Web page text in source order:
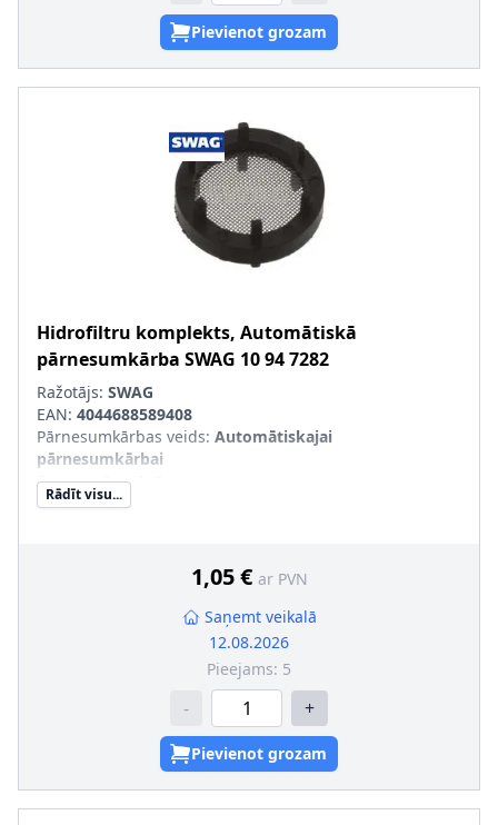
Pievienot grozam
Hidrofiltru komplekts, Automātiskā
pārnesumkārba SWAG 10 94 7282
Ražotājs: SWAG
EAN: 4044688589408
Pārnesumkārbas veids: Automātiskajai
pārnesumkārbai
Biezums [mm]
Masa [kg]:0,005
Rādīt visu...
1,05 € ar PVN
Saņemt veikalā
12.08.2026
Pieejams: 5
- +
Pievienot grozam